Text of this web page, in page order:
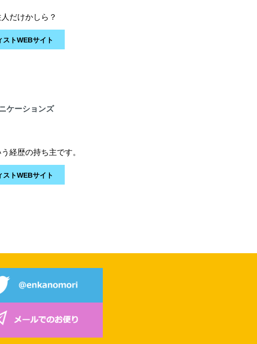
だけかしら？
ストWEBサイト
ケーションズ
経歴の持ち主です。
ストWEBサイト